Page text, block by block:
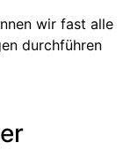
wir fast alle
durchführen